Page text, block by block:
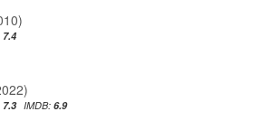
7.4
7.3 IMDB: 6.9